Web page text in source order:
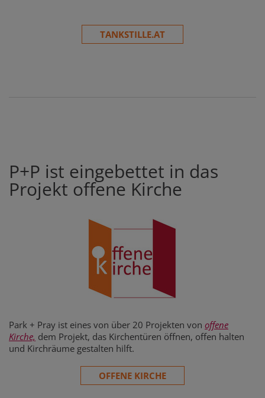
TANKSTILLE.AT
P+P ist eingebettet in das
Projekt offene Kirche
Park + Pray ist eines von über 20 Projekten von offene
Kirche, dem Projekt, das Kirchentüren öffnen, offen halten
und Kirchräume gestalten hilft.
OFFENE KIRCHE